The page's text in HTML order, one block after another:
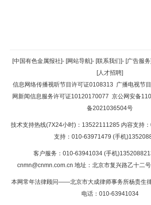
返回顶部
返回首页
[中国有色金属报社]- [网站导航]- [联系我们]- [广告服
[人才招聘]
信息网络传播视听节目许可证0108313 广播电视节
网新闻信息服务许可证10120170077 京公网安备
备2021036504号
技术支持热线(7X24小时)：13522111285 内容支持
支持：010-63971479 (手机
客户服务：010-63941034 (手机
cnmn@cnmn.com.cn 地址：北京市复兴路乙十二
本网常年法律顾问——北京市大成律师事务所杨贵生
电话：010-63941034